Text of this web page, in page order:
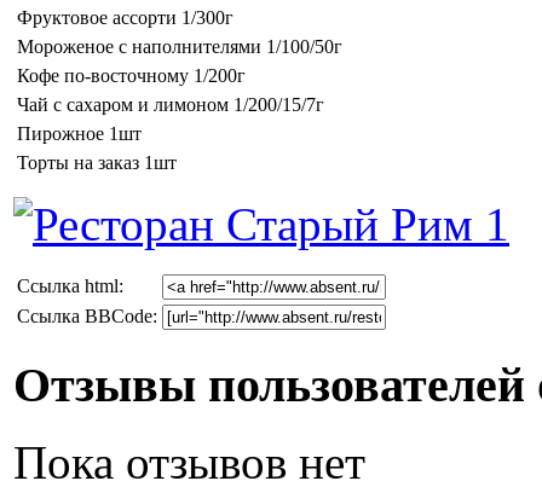
Фруктовое ассорти 1/300г
Мороженое с наполнителями 1/100/50г
Кофе по-восточному 1/200г
Чай с сахаром и лимоном 1/200/15/7г
Пирожное 1шт
Торты на заказ 1шт
Cсылка html:
Ссылка BBCode:
Отзывы
Пока отзывов нет